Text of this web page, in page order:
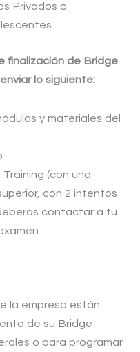
Privados o
finalización de Bridge
lo siguiente:
y materiales del
(con una
con 2 intentos
contactar a tu
la empresa están
de su Bridge
o para programar